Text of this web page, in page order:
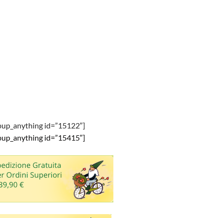
id=”15122″]
id=”15415″]